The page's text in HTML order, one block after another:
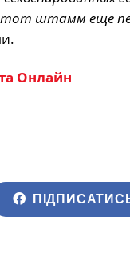
штамм еще
Онлайн